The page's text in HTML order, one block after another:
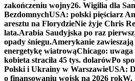
zakończeniu wojny26. Wigilia dla
BezdomnychUSA: polski pięściarz
aresztu na FlorydzieNie żyje Chris
lata.Arabia Saudyjska po raz
opady śniegu.Amerykanie
energetykę wiatrowąChicago: uwaga
kobieta straciła 45 tys. dolarówPo
Polski i Ukrainy w WarszawieUSA:
o finansowaniu wojsk na 2026 rokW.